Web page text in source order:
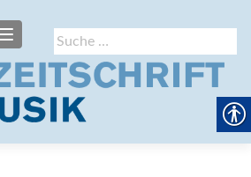
Suche
nach:
SCHALTE NAVIGATION